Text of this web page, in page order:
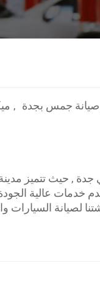
جمس بجدة ,
حيث تتميز مدينة
خدمات عالية
لصيانة السيارات